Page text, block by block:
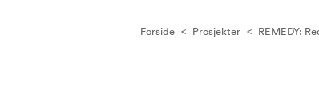
Forside < Prosjekter < REMEDY: